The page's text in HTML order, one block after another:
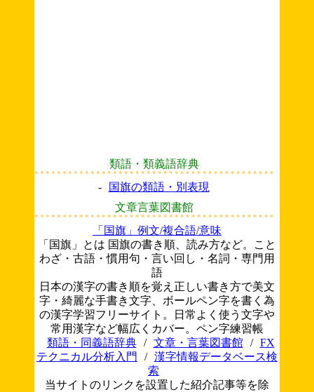
類語・類義語辞典
-
国旗の類語・別表現
文章言葉図書館
「国旗」例文/複合語/意味
「国旗」とは 国旗の書き順、読み方など。こと
わざ・古語・慣用句・言い回し・名詞・専門用
語
日本の漢字の書き順を覚え正しい書き方で美文
字・綺麗な手書き文字、ボールペン字を書く為
の漢字学習フリーサイト。日常よく使う文字や
常用漢字など幅広くカバー。ペン字練習帳
類語・同義語辞典
/ 文章・言葉図書館 /
FX
テクニカル分析入門
/ 漢字情報データベース検
索
当サイトのリンクを設置した紹介記事等を除